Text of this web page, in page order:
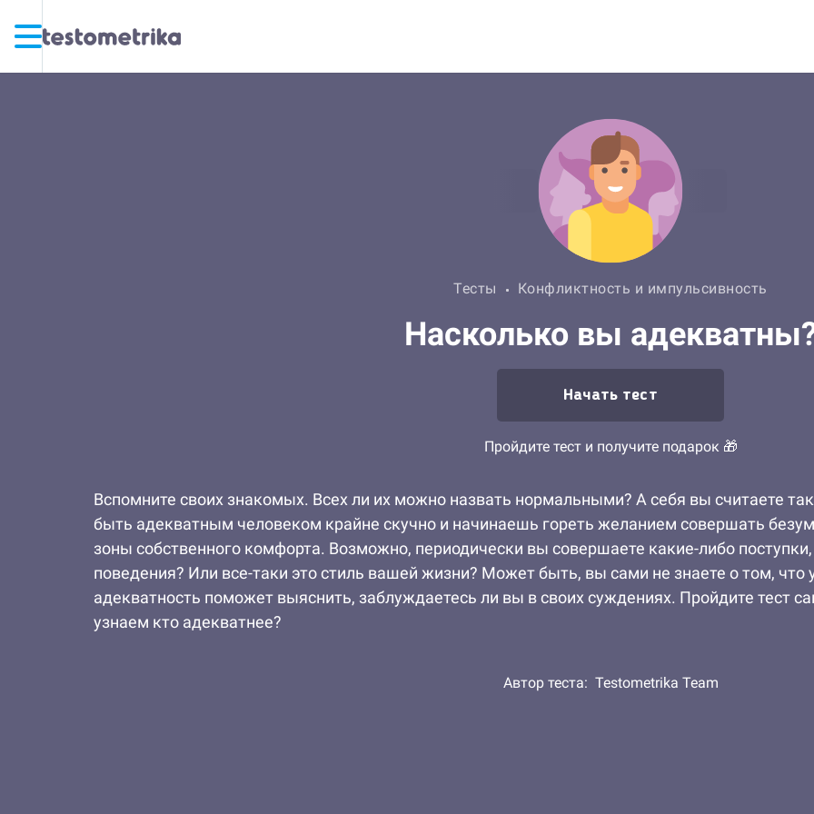
Тесты Конфликтность и импульсивность
Насколько вы
Начать тест
Пройдите тест и получите подарок 🎁
Вспомните своих знакомых. Всех ли их можно назвать нормальными? А себя вы считаете
быть адекватным человеком крайне скучно и начинаешь гореть желанием совершать
зоны собственного комфорта. Возможно, периодически вы совершаете какие-либо
поведения? Или все-таки это стиль вашей жизни? Может быть, вы сами не знаете о том, что
адекватность поможет выяснить, заблуждаетесь ли вы в своих суждениях. Пройдите тест
узнаем кто адекватнее?
Автор теста: Testometrika Team